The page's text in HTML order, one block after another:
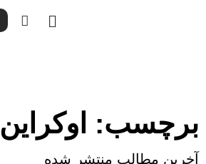
برچسب: اوکراین
آخرین مطالب منتشر شده